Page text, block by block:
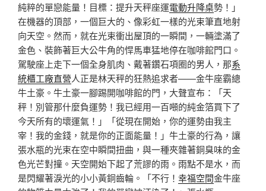
純粹的單戀能量！目標：提升天秤座運電動升降桌勢！」
在機器的頂部，一個巨大的、像彩虹一樣的光束筆直地射
向天空。然而，就在光束衝出屋頂的一瞬間，一輛塗滿了
金色、裝飾著巨大公牛角的悍馬車猛地停在咖啡館門口。
駕駛座上走下一個全身肌肉、戴著鑽石項圈的男人，那系
統櫃工廠直營人正是林天秤的狂熱追求者——金牛座霸總
牛土豪。牛土豪一腳踢開咖啡館的門，大聲宣布：「天
秤！別管那什麼負運勢！我已經用一百噸的純金箔買下了
今天所有的壞運氣！」「從現在開始，你的運勢由我主
宰！我的金錢，就是你的正面能量！」牛土豪的行為，讓
張水瓶的光束在空中瞬間扭曲，與一種夾雜著銅臭味的金
色光芒對撞。天空開始下起了荒謬的雨。雨點不是水，而
是閃耀著淚光的小小黃銅齒輪。「不行！ 幸福空間金牛座